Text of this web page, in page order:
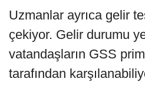
Uzmanlar ayrıca gelir
çekiyor. Gelir durumu
vatandaşların GSS
tarafından